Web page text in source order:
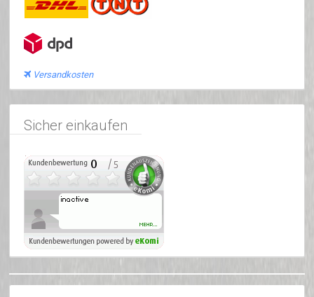
Versandkosten
Sicher einkaufen